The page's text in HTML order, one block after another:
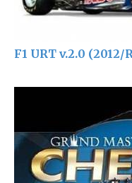
F1 URT v.2.0